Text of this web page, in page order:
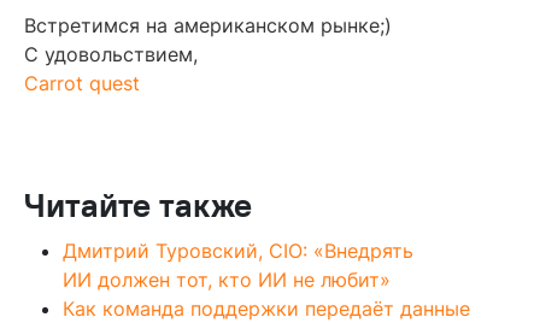
Встретимся на американском рынке;)
С удовольствием,
Carrot quest
Читайте также
Дмитрий Туровский, CIO: «Внедрять
ИИ должен тот, кто ИИ не любит»
Как команда поддержки передаёт данные